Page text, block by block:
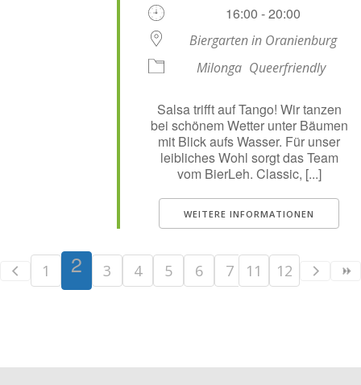
16:00 - 20:00
Biergarten in Oranienburg
Milonga Queerfriendly
Salsa trifft auf Tango! Wir tanzen
bei schönem Wetter unter Bäumen
mit Blick aufs Wasser. Für unser
leibliches Wohl sorgt das Team
vom BierLeh. Classic, [...]
WEITERE INFORMATIONEN
1 2 3 4 5 6 7 8 9 10
11 12